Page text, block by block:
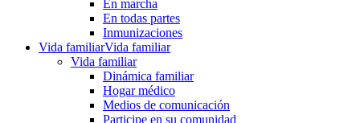
En marcha
En todas partes
Inmunizaciones
Vida familiarVida familiar
Vida familiar
Dinámica familiar
Hogar médico
Medios de comunicación
Participe en su comunidad